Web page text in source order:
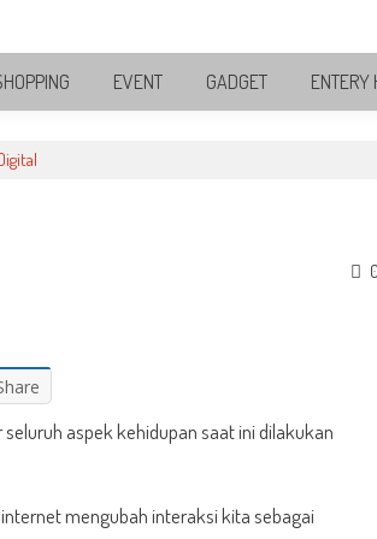
EVENT GADGET ENTERY
0
aspek kehidupan saat ini dilakukan
mengubah interaksi kita sebagai